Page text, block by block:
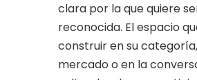
clara por la que quiere
reconocida. El espacio
construir en su
mercado o en la